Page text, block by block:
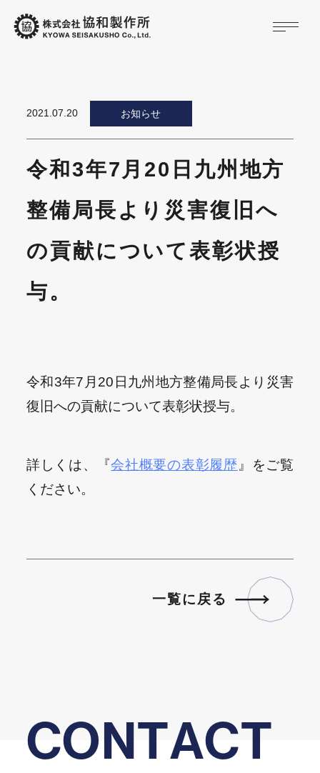
お知らせ
2021.07.20
令和3年7月20日九州地方
整備局長より災害復旧へ
の貢献について表彰状授
与。
令和3年7月20日九州地方整備局長より災害
復旧への貢献について表彰状授与。
詳しくは、『会社概要の表彰履歴 』をご覧
ください。
一覧に 戻 る
CONTACT